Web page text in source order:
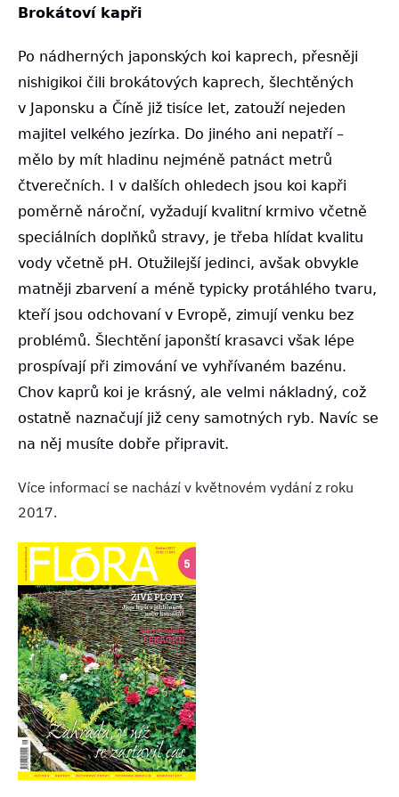
Brokátoví kapři
Po nádherných japonských koi kaprech, přesněji
nishigikoi čili brokátových kaprech, šlechtěných
v Japonsku a Číně již tisíce let, zatouží nejeden
majitel velkého jezírka. Do jiného ani nepatří –
mělo by mít hladinu nejméně patnáct metrů
čtverečních. I v dalších ohledech jsou koi kapři
poměrně nároční, vyžadují kvalitní krmivo včetně
speciálních doplňků stravy, je třeba hlídat kvalitu
vody včetně pH. Otužilejší jedinci, avšak obvykle
matněji zbarvení a méně typicky protáhlého tvaru,
kteří jsou odchovaní v Evropě, zimují venku bez
problémů. Šlechtění japonští krasavci však lépe
prospívají při zimování ve vyhřívaném bazénu.
Chov kaprů koi je krásný, ale velmi nákladný, což
ostatně naznačují již ceny samotných ryb. Navíc se
na něj musíte dobře připravit.
Více informací se nachází v květnovém vydání z roku
2017.